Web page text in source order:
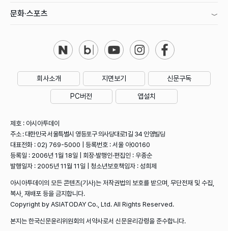
문화·스포츠
회사소개 지면보기 신문구독
PC버전 앱설치
제호 : 아시아투데이
주소 : 대한민국 서울특별시 영등포구 의사당대로1길 34 인영빌딩
대표전화 : 02) 769-5000 | 등록번호 : 서울 아00160
등록일 : 2006년 1월 18일 | 회장·발행인·편집인 : 우종순
발행일자 : 2005년 11월 11일 | 청소년보호책임자 : 성희제
아시아투데이의 모든 콘텐츠(기사)는 저작권법의 보호를 받으며, 무단전재 및 수집,
복사, 재배포 등을 금지합니다.
Copyright by ASIATODAY Co., Ltd. All Rights Reserved.
본지는 한국신문윤리위원회의 서약사로서 신문윤리강령을 준수합니다.